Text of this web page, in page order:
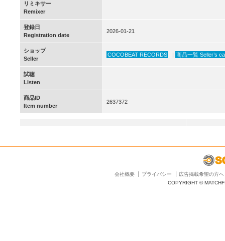
リミキサー
Remixer
登録日
Registration date
2026-01-21
ショップ
Seller
COCOBEAT RECORDS | 商品一覧 Seller’s
試聴
Listen
商品ID
Item number
2637372
会社概要 プライバシー
広告掲載希望の方へ
COPYRIGHT ©